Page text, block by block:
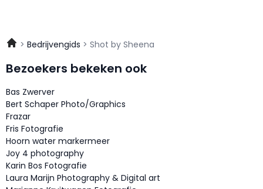
Bedrijvengids Shot by Sheena
Bezoekers bekeken ook
Bas Zwerver
Bert Schaper Photo/Graphics
Frazar
Fris Fotografie
Hoorn water markermeer
Joy 4 photography
Karin Bos Fotografie
Laura Marijn Photography & Digital art